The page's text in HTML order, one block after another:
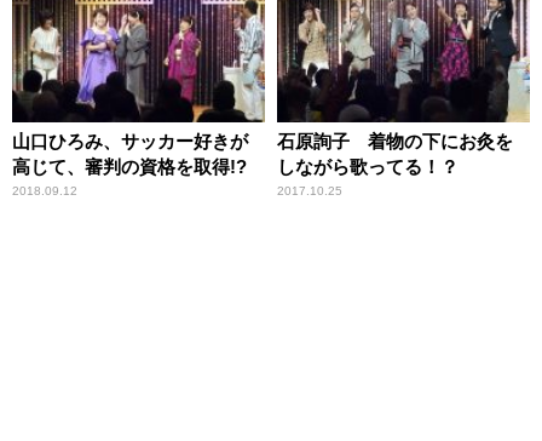
山口ひろみ、サッカー好きが
高じて、審判の資格を取得!?
2018.09.12
石原詢子 着物の下にお灸を
しながら歌ってる！？
2017.10.25